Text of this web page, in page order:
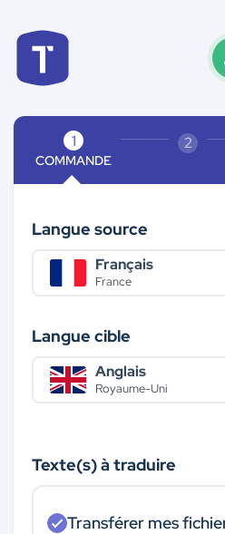
COMMANDE
Langue source
Français
France
Langue cible
Anglais
Royaume-Uni
Texte(s) à traduire
Transférer mes